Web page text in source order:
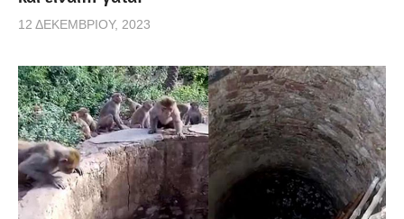
12 ΔΕΚΕΜΒΡΊΟΥ, 2023